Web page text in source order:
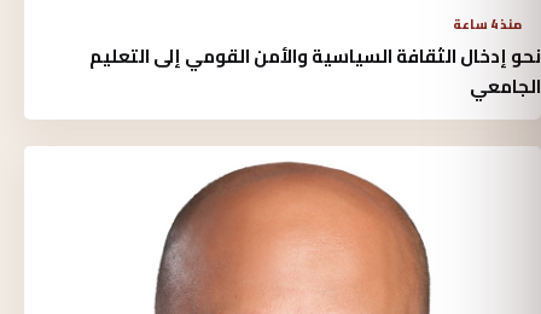
منذ 4 ساعة
نحو إدخال الثقافة السياسية والأمن القومي إلى التعليم
الجامعي